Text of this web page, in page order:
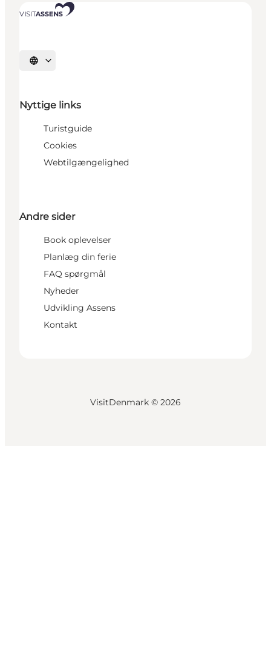
Vælg sprog
Nyttige links
Turistguide
Cookies
Webtilgængelighed
Andre sider
Book oplevelser
Planlæg din ferie
FAQ spørgmål
Nyheder
Udvikling Assens
Kontakt
VisitDenmark © 2026